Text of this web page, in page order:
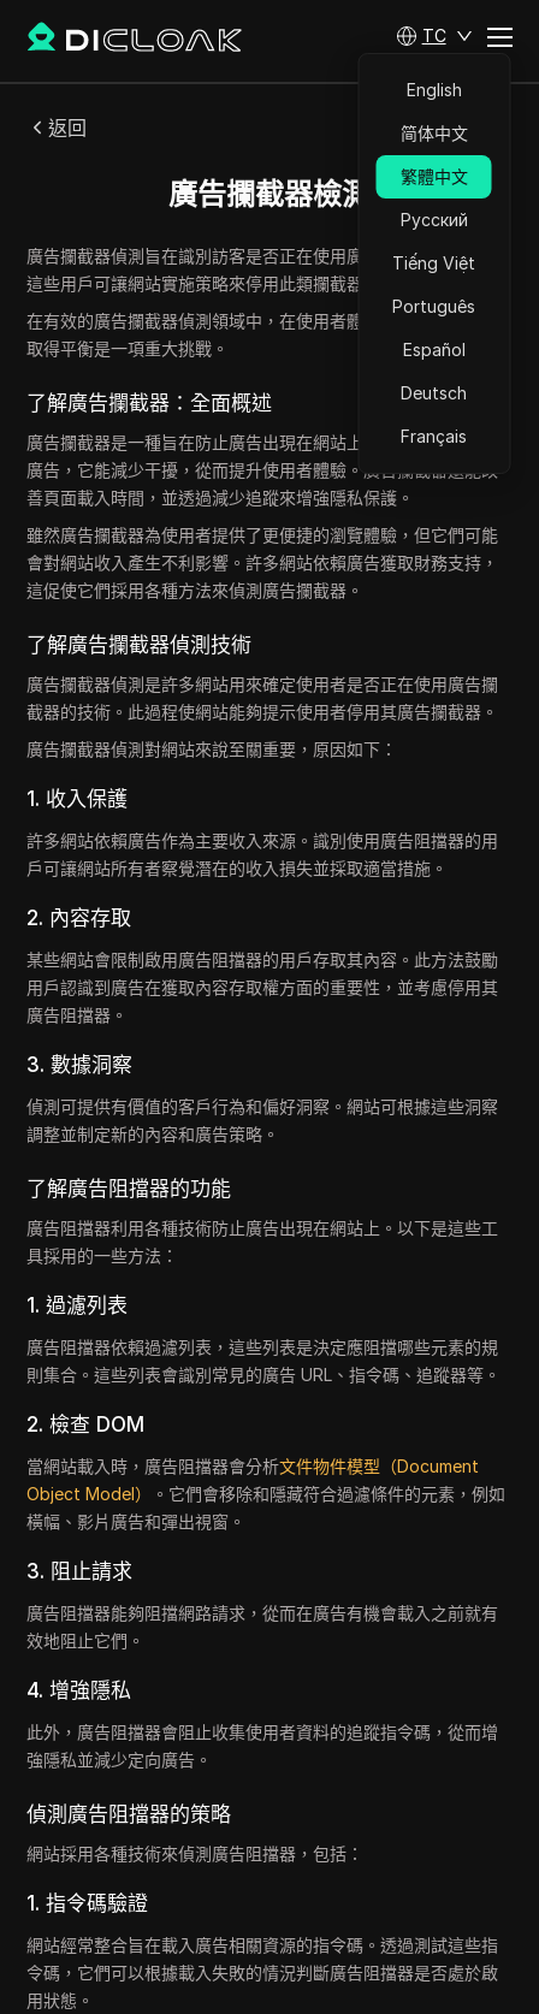
TC
English
简体中文
繁體中文
Русский
Tiếng Việt
Português
Español
Deutsch
Français
返回
廣告攔截器檢測
廣告攔截器偵測旨在識別訪客是否正在使用廣告攔截工具。識別
這些用戶可讓網站實施策略來停用此類攔截器。
在有效的廣告攔截器偵測領域中，在使用者體驗和獲利目標之間
取得平衡是一項重大挑戰。
了解廣告攔截器：全面概述
廣告攔截器是一種旨在防止廣告出現在網站上的工具。透過攔截
廣告，它能減少干擾，從而提升使用者體驗。廣告攔截器還能改
善頁面載入時間，並透過減少追蹤來增強隱私保護。
雖然廣告攔截器為使用者提供了更便捷的瀏覽體驗，但它們可能
會對網站收入產生不利影響。許多網站依賴廣告獲取財務支持，
這促使它們採用各種方法來偵測廣告攔截器。
了解廣告攔截器偵測技術
廣告攔截器偵測是許多網站用來確定使用者是否正在使用廣告攔
截器的技術。此過程使網站能夠提示使用者停用其廣告攔截器。
廣告攔截器偵測對網站來說至關重要，原因如下：
1. 收入保護
許多網站依賴廣告作為主要收入來源。識別使用廣告阻擋器的用
戶可讓網站所有者察覺潛在的收入損失並採取適當措施。
2. 內容存取
某些網站會限制啟用廣告阻擋器的用戶存取其內容。此方法鼓勵
用戶認識到廣告在獲取內容存取權方面的重要性，並考慮停用其
廣告阻擋器。
3. 數據洞察
偵測可提供有價值的客戶行為和偏好洞察。網站可根據這些洞察
調整並制定新的內容和廣告策略。
了解廣告阻擋器的功能
廣告阻擋器利用各種技術防止廣告出現在網站上。以下是這些工
具採用的一些方法：
1. 過濾列表
廣告阻擋器依賴過濾列表，這些列表是決定應阻擋哪些元素的規
則集合。這些列表會識別常見的廣告 URL、指令碼、追蹤器等。
2. 檢查 DOM
當網站載入時，廣告阻擋器會分析文件物件模型（Document
Object Model）
。它們會移除和隱藏符合過濾條件的元素，例如
橫幅、影片廣告和彈出視窗。
3. 阻止請求
廣告阻擋器能夠阻擋網路請求，從而在廣告有機會載入之前就有
效地阻止它們。
4. 增強隱私
此外，廣告阻擋器會阻止收集使用者資料的追蹤指令碼，從而增
強隱私並減少定向廣告。
偵測廣告阻擋器的策略
網站採用各種技術來偵測廣告阻擋器，包括：
1. 指令碼驗證
網站經常整合旨在載入廣告相關資源的指令碼。透過測試這些指
令碼，它們可以根據載入失敗的情況判斷廣告阻擋器是否處於啟
用狀態。